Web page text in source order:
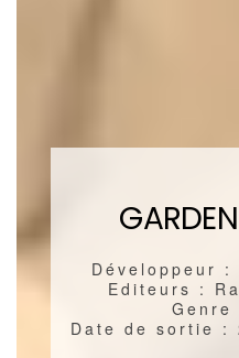
Développeur
Editeurs :
Genre
Date de sortie :